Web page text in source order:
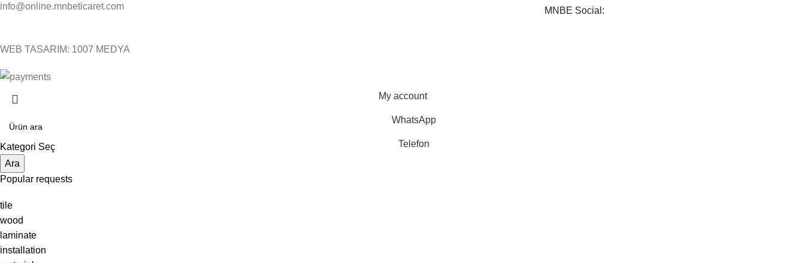
info@online.mnbeticaret.com MNBE Social:
WEB TASARIM: 1007 MEDYA
Kategori Seç
Ara
Popular requests
tile
wood
laminate
installation
My account
WhatsApp
Telefon